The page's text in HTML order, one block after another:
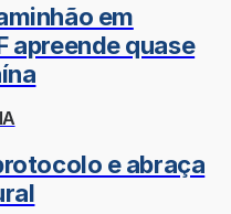
em
apreende quase
e abraça